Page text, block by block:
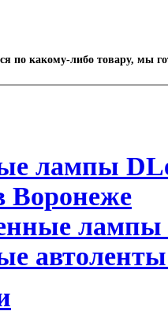
по какому-либо товару, мы
лампы
Воронеже